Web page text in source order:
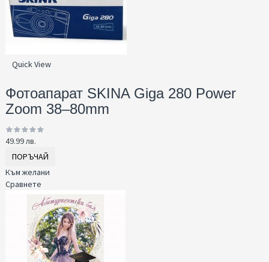
Quick View
Фотоапарат SKINA Giga 280 Power
Zoom 38–80mm
49.99 лв.
ПОРЪЧАЙ
Към желани
Сравнете